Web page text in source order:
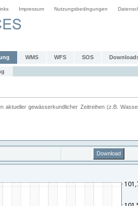
Impressum Nutzungsbedingungen
WMS WFS SOS
aktueller gewässerkundlicher Zeitreihen (z.B.